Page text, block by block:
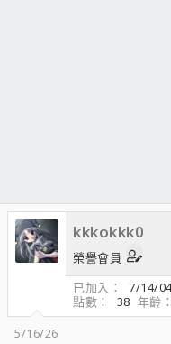
kkkokkk0
榮譽會員
已加入
7/14/
點數
38 年齡
5/16/26